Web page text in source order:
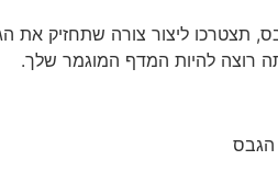
תצטרכו ליצור צורה שתחזיק
רוצה להיות המדף המוגמר שלך.